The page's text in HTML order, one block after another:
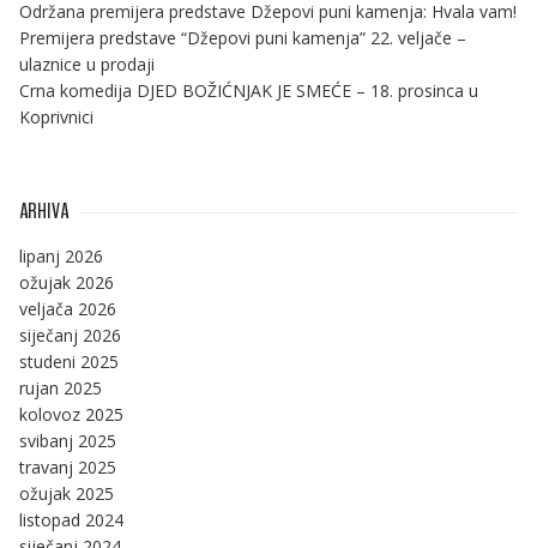
Održana premijera predstave Džepovi puni kamenja: Hvala vam!
Premijera predstave “Džepovi puni kamenja” 22. veljače –
ulaznice u prodaji
Crna komedija DJED BOŽIĆNJAK JE SMEĆE – 18. prosinca u
Koprivnici
ARHIVA
lipanj 2026
ožujak 2026
veljača 2026
siječanj 2026
studeni 2025
rujan 2025
kolovoz 2025
svibanj 2025
travanj 2025
ožujak 2025
listopad 2024